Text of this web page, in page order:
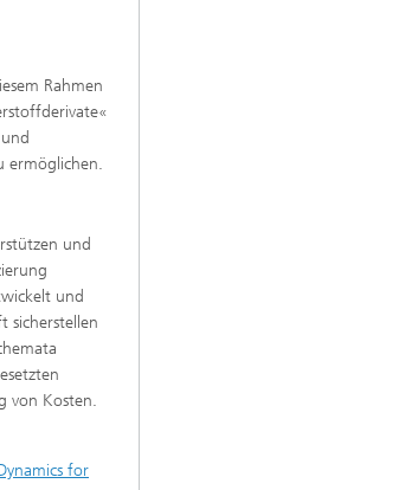
Rahmen
ermöglichen.
und
und
sicherstellen
von Kosten.
for